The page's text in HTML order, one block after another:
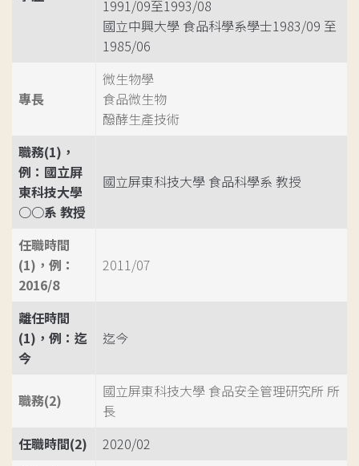
1991/09至1993/08
國立中興大學 食品科學系學士1983/09 至
1985/06
專長
微生物學
食品微生物
醱酵生產技術
職務(1)，
例：國立屏
東科技大學
○○系 教授
國立屏東科技大學 食品科學系 教授
任職時間
(1)，例：
2016/8
2011/07
離任時間
(1)，例：迄
今
迄今
職務(2)
國立屏東科技大學 食品安全管理研究所 所
長
任職時間(2)
2020/02